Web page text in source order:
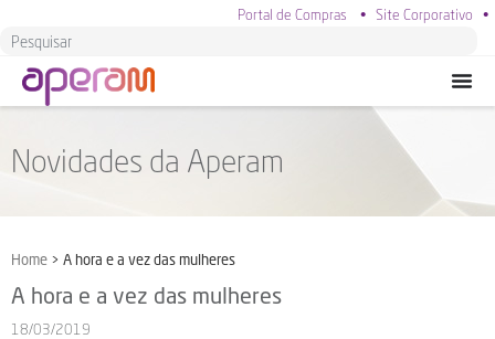
Portal de Compras • Site Corporativo •
Novidades da Aperam
Home > A hora e a vez das mulheres
A hora e a vez das mulheres
18/03/2019